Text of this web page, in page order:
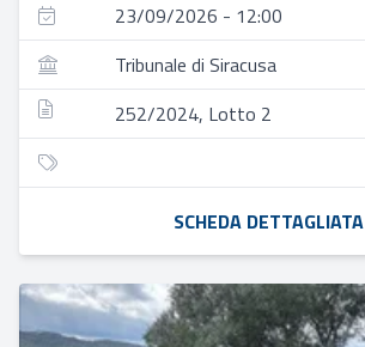
23/09/2026 - 12:00
Tribunale di Siracusa
252/2024, Lotto 2
SCHEDA DETTAGLIATA